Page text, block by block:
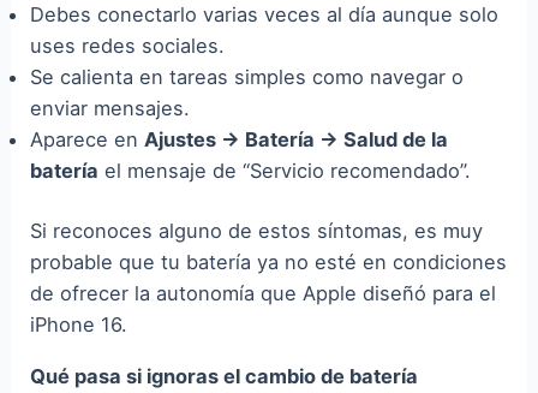
Debes conectarlo varias veces al día aunque solo
uses redes sociales.
Se calienta en tareas simples como navegar o
enviar mensajes.
Aparece enAjustes → Batería → Salud de la
batería el mensaje de “Servicio recomendado”.
Si reconoces alguno de estos síntomas, es muy
probable que tu batería ya no esté en condiciones
de ofrecer la autonomía que Apple diseñó para el
iPhone 16.
Qué pasa si ignoras el cambio de batería